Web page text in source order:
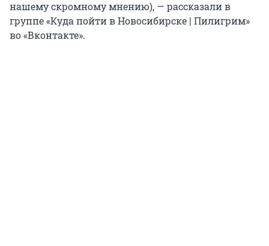
нашему скромному мнению), — рассказали в
группе «Куда пойти в Новосибирске | Пилигрим»
во «Вконтакте».